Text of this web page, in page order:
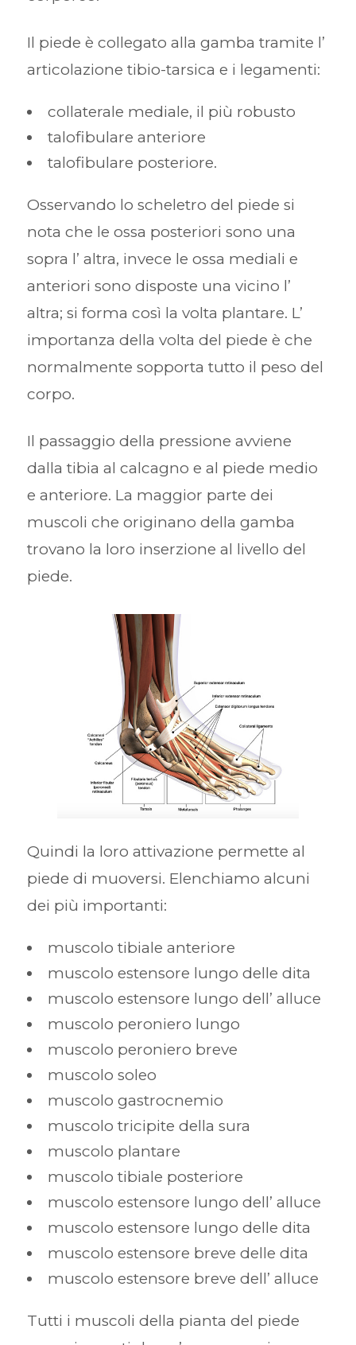
Il piede è collegato alla gamba tramite l’
articolazione tibio-tarsica e i legamenti:
collaterale mediale, il più robusto
talofibulare anteriore
talofibulare posteriore.
Osservando lo scheletro del piede si
nota che le ossa posteriori sono una
sopra l’ altra, invece le ossa mediali e
anteriori sono disposte una vicino l’
altra; si forma così la volta plantare. L’
importanza della volta del piede è che
normalmente sopporta tutto il peso del
corpo.
Il passaggio della pressione avviene
dalla tibia al calcagno e al piede medio
e anteriore. La maggior parte dei
muscoli che originano della gamba
trovano la loro inserzione al livello del
piede.
Quindi la loro attivazione permette al
piede di muoversi. Elenchiamo alcuni
dei più importanti:
muscolo tibiale anteriore
muscolo estensore lungo delle dita
muscolo estensore lungo dell’ alluce
muscolo peroniero lungo
muscolo peroniero breve
muscolo soleo
muscolo gastrocnemio
muscolo tricipite della sura
muscolo plantare
muscolo tibiale posteriore
muscolo estensore lungo dell’ alluce
muscolo estensore lungo delle dita
muscolo estensore breve delle dita
muscolo estensore breve dell’ alluce
Tutti i muscoli della pianta del piede